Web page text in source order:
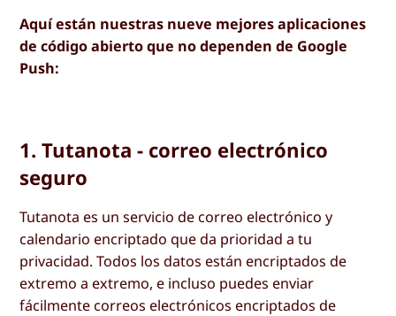
Aquí están nuestras nueve mejores aplicaciones
de código abierto que no dependen de Google
Push:
1. Tutanota - correo electrónico
seguro
Tutanota es un servicio de correo electrónico y
calendario encriptado que da prioridad a tu
privacidad. Todos los datos están encriptados de
extremo a extremo, e incluso puedes enviar
fácilmente correos electrónicos encriptados de